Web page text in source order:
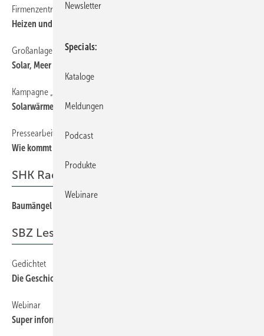
Firmenzentrale als Aushängeschild für Solartechnik
Heizen und Kühlen zu 100 % erneuerbar
Großanlagen in Hotellerie und Gastronomie
Solar, Meer und Strand
Kampagne „Solar — so heizt man heute“ startet
Solarwärme für Mehrfamilienhäuser
Pressearbeit zur „Woche der Sonne“
Wie kommt Handwerk in die lokalen Medien?
SHK Radar
Baumängel im Kanzleramt
SBZ Leserforum
Gedichtet
Die Geschichte von der Mütze
Webinar
Super informativ und kurzweilig
Newsletter
Specials
Kataloge
Meldungen
Podcast
Produkte
Webinare